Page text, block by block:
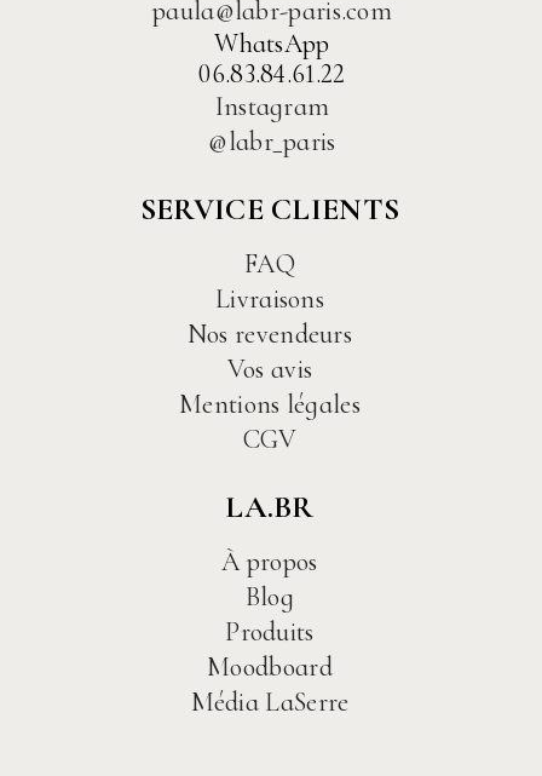
paula@labr-paris.com
WhatsApp
06.83.84.61.22
Instagram
@labr_paris
SERVICE CLIENTS
FAQ
Livraisons
Nos revendeurs
Vos avis
Mentions légales
CGV
LA.BR
À propos
Blog
Produits
Moodboard
Média LaSerre